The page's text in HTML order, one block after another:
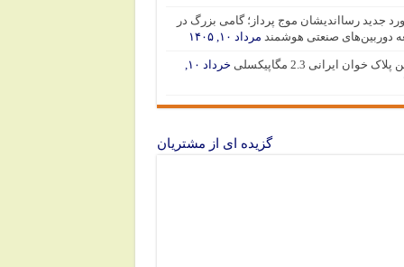
جدید رسااندیشان موج پرداز؛ گامی بزرگ در
دوربین‌های صنعتی هوشمند مرداد ۱۰, ۱۴۰۵
خوان ایرانی 2.3 مگاپیکسلی
خرداد ۱۰,
گزیده ای از مشتریان